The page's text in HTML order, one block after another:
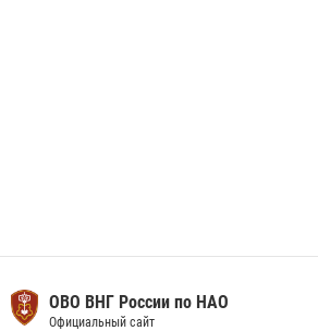
ОВО ВНГ России по НАО
Официальный сайт